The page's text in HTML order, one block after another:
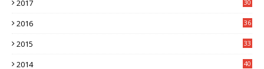
2017
30
2016
36
2015
33
2014
40